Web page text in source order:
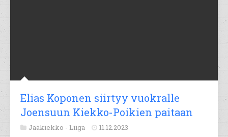
Elias Koponen siirtyy vuokralle
Joensuun Kiekko-Poikien paitaan
Jääkiekko - Liiga 11.12.2023